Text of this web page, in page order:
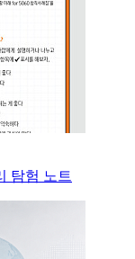
탐험 노트